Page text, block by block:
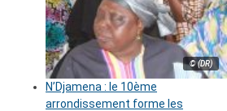
© (DR)
N’Djamena : le 10ème
arrondissement forme les